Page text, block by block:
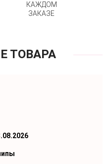
КАЖДОМ
ЗАКАЗЕ
ТОВАРА